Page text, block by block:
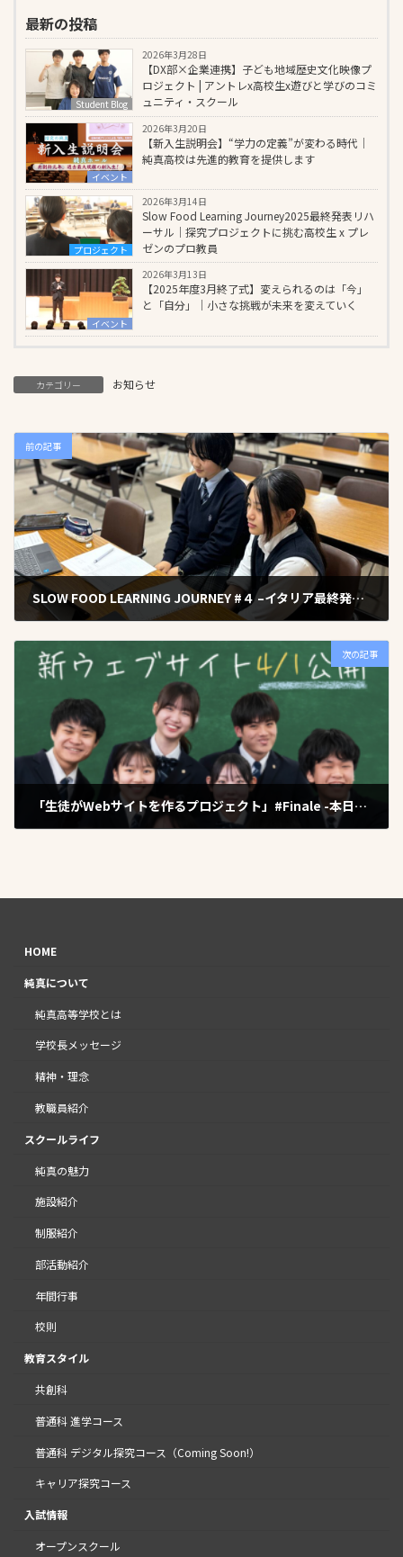
最新の投稿
Student Blog
2026年3月28日
【DX部×企業連携】子ども地域歴史文化映像プ
ロジェクト | アントレx高校生x遊びと学びのコミ
ュニティ・スクール
イベント
2026年3月20日
【新入生説明会】“学力の定義”が変わる時代｜
純真高校は先進的教育を提供します
プロジェクト
2026年3月14日
Slow Food Learning Journey2025最終発表リハ
ーサル｜探究プロジェクトに挑む高校生 x プレ
ゼンのプロ教員
イベント
2026年3月13日
【2025年度3月終了式】変えられるのは「今」
と「自分」｜小さな挑戦が未来を変えていく
カテゴリー お知らせ
前の記事
SLOW FOOD LEARNING JOURNEY #４ –イタリア最終発表会-
次の記事
「生徒がWebサイトを作るプロジェクト」#Finale -本日公開-
HOME
純真について
純真高等学校とは
学校長メッセージ
精神・理念
教職員紹介
スクールライフ
純真の魅力
施設紹介
制服紹介
部活動紹介
年間行事
校則
教育スタイル
共創科
普通科 進学コース
普通科 デジタル探究コース（Coming Soon!）
キャリア探究コース
入試情報
オープンスクール